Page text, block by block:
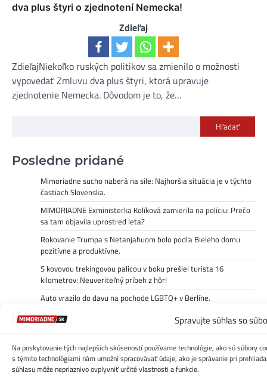
Spravujte súhlas so
Na poskytovanie tých najlepších skúseností používame technológie, ako sú súbory
s týmito technológiami nám umožní spracovávať údaje, ako je správanie pri
súhlasu môže nepriaznivo ovplyvniť určité vlastnosti a funkcie.
dva plus štyri o zjednotení Nemecka!
Zdieľaj
ZdieľajNiekoľko ruských politikov sa zmienilo o možnosti
vypovedať Zmluvu dva plus štyri, ktorá upravuje
zjednotenie Nemecka. Dôvodom je to, že…
Hľadať
Posledne pridané
Mimoriadne sucho naberá na sile: Najhoršia situácia je v týchto
častiach Slovenska.
MIMORIADNE Exministerka Kolíková zamierila na políciu: Prečo
sa tam objavila uprostred leta?
Rokovanie Trumpa s Netanjahuom bolo podľa Bieleho domu
pozitívne a produktívne.
S kovovou trekingovou palicou v boku prešiel turista 16
kilometrov: Neuveriteľný príbeh z hôr!
Auto vrazilo do davu na pochode LGBTQ+ v Berlíne.
Kategórie
Auto/Moto/Tech
ČESKO